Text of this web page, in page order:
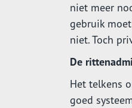
niet meer
gebruik
niet. Toch
De
Het telkens
goed